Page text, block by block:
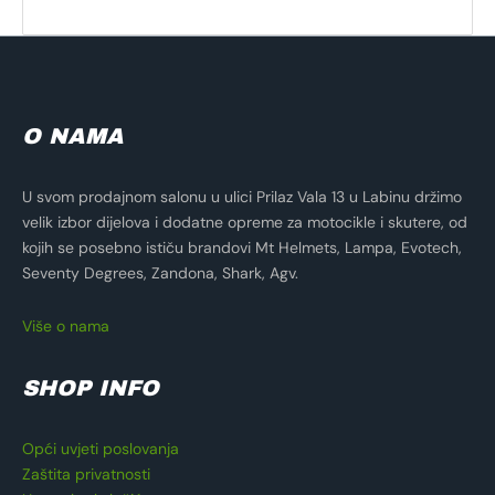
O NAMA
U svom prodajnom salonu u ulici Prilaz Vala 13 u Labinu držimo
velik izbor dijelova i dodatne opreme za motocikle i skutere, od
kojih se posebno ističu brandovi Mt Helmets, Lampa, Evotech,
Seventy Degrees, Zandona, Shark, Agv.
Više o nama
SHOP INFO
Opći uvjeti poslovanja
Zaštita privatnosti